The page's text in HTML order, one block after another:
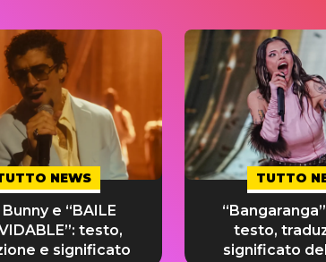
NEWS
e “BAILE
testo,
e significato
TUTTO
testo,
significato